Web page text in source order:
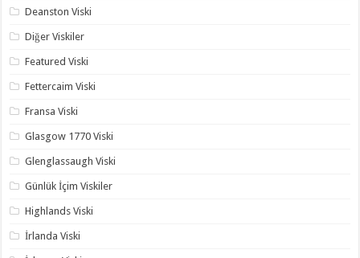
Deanston Viski
Diğer Viskiler
Featured Viski
Fettercaim Viski
Fransa Viski
Glasgow 1770 Viski
Glenglassaugh Viski
Günlük İçim Viskiler
Highlands Viski
İrlanda Viski